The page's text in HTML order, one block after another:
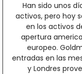
Han sido unos
activos, pero hoy
en los activos
apertura
europeo.
entradas en las
y Londres